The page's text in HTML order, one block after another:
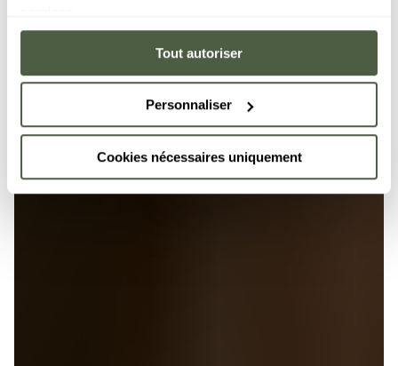
Tout autoriser
Personnaliser
Cookies nécessaires uniquement